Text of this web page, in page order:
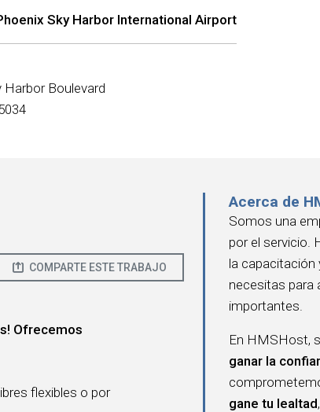
Sky Harbor International Airport
Harbor Boulevard
COMPARTE ESTE TRABAJO
Ofrecemos
flexibles o por
Acerca de
Somos una
por el servicio.
la capacitación
necesitas para
importantes.
En HMSHost,
ganar la
gane tu lealtad